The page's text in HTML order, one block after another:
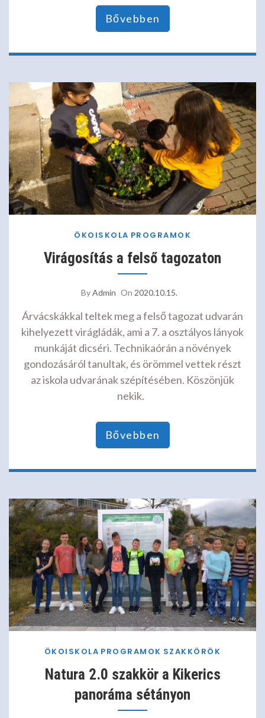
Bővebben
ÖKOISKOLA PROGRAMOK
Virágosítás a felső tagozaton
ByAdmin On 2020.10.15.
Árvácskákkal teltek meg a felső tagozat udvarán
kihelyezett virágládák, ami a 7. a osztályos lányok
munkáját dicséri. Technikaórán a növények
gondozásáról tanultak, és örömmel vettek részt
az iskola udvarának szépítésében. Köszönjük
nekik.
Bővebben
ÖKOISKOLA PROGRAMOK SZAKKÖRÖK
Natura 2.0 szakkör a Kikerics
panoráma sétányon